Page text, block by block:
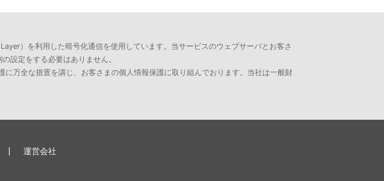
）を利用した暗号化通信を使用しています。当サービスのウェブサーバとお客さ
設定をする必要はありません。
万全な措置を講じ、お客さまの個人情報保護に取り組んでおります。当社は一般財
運営会社